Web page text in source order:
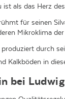
ist als das Herz
für seinen
Mikroklima der
durch
Kalkböden in
bei